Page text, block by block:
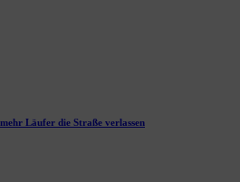
Läufer die Straße verlassen